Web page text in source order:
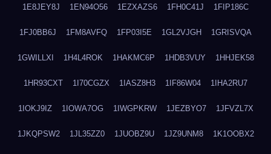
1E8JEY8J 1EN94O56 1EZXAZS6 1FH0C41J 1FIP186C
1FJ0BB6J 1FM8AVFQ 1FP03I5E 1GL2VJGH 1GRISVQA
1GWILLXI 1H4L4ROK 1HAKMC6P 1HDB3VUY 1HHJEK58
1HR93CXT 1I70CGZX 1IASZ8H3 1IF86W04 1IHA2RU7
1IOKJ9IZ 1IOWA7OG 1IWGPKRW 1JEZBYO7 1JFVZL7X
1JKQPSW2 1JL35ZZ0 1JUOBZ9U 1JZ9UNM8 1K1OOBX2